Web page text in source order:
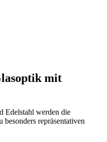
mit
Edelstahl werden die
repräsentativen